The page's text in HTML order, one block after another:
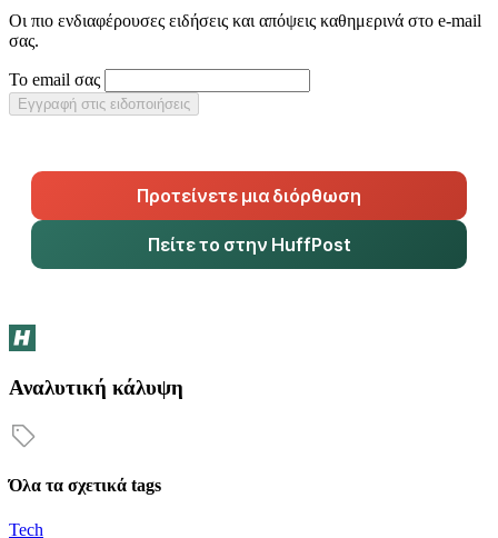
Οι πιο ενδιαφέρουσες ειδήσεις και απόψεις καθημερινά στο e-mail
σας.
Το email σας
Εγγραφή στις ειδοποιήσεις
Προτείνετε μια διόρθωση
Πείτε το στην HuffPost
Αναλυτική κάλυψη
Όλα τα σχετικά tags
Tech